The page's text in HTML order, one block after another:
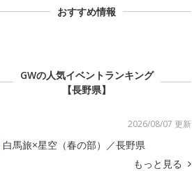
おすすめ情報
GWの人気イベントランキング
【長野県】
2026/08/07 更新
白馬旅×星空（春の部）／長野県
もっと見る